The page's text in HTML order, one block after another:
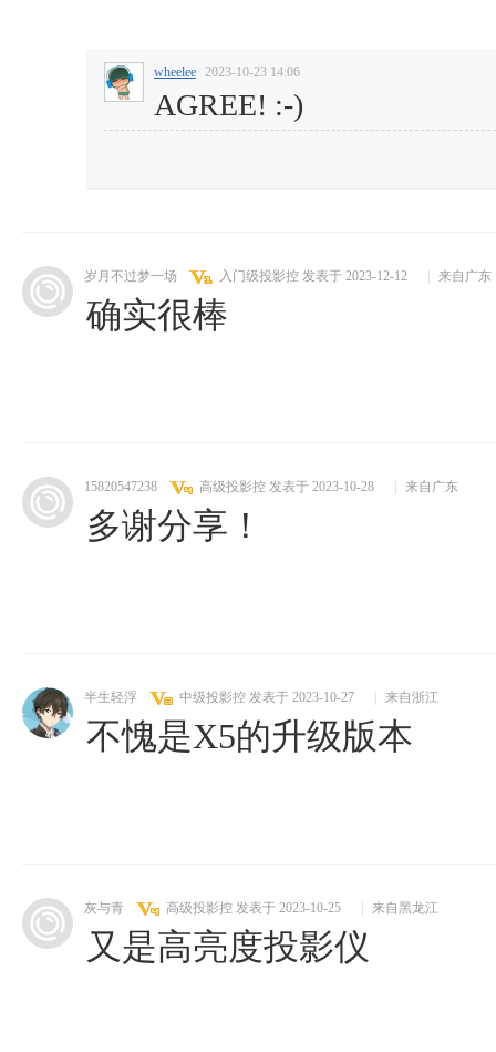
wheelee 2023-10-23 14:06
AGREE! :-)
岁月不过梦一场 入门级投影控 发表于 2023-12-12 来自广东
确实很棒
15820547238 高级投影控 发表于 2023-10-28 来自广东
多谢分享！
半生轻浮 中级投影控 发表于 2023-10-27 来自浙江
不愧是X5的升级版本
灰与青 高级投影控 发表于 2023-10-25 来自黑龙江
又是高亮度投影仪